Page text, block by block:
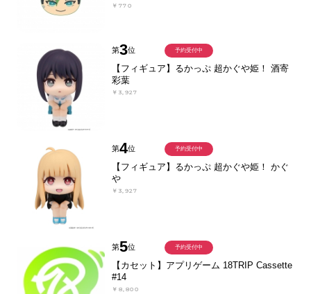
￥770
第3位
【フィギュア】るかっぷ 超かぐや姫！ 酒寄
彩葉
￥3,927
予約受付中
第4位
【フィギュア】るかっぷ 超かぐや姫！ かぐ
や
￥3,927
予約受付中
第5位
【カセット】アプリゲーム 18TRIP Cassette
#14
￥8,800
予約受付中